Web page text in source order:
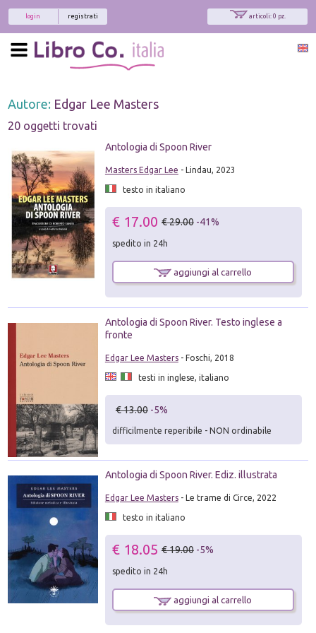
articoli: 0 pz.
registrati
login
Autore: Edgar Lee Masters
20 oggetti trovati
Antologia di Spoon River
Masters Edgar Lee - Lindau, 2023
testo in italiano
€ 17.00 € 29.00 -41%
spedito in 24h
aggiungi al carrello
Antologia di Spoon River. Testo inglese a
fronte
Edgar Lee Masters- Foschi, 2018
testi in inglese, italiano
€ 13.00 -5%
difficilmente reperibile - NON ordinabile
Antologia di Spoon River. Ediz. illustrata
Edgar Lee Masters- Le trame di Circe, 2022
testo in italiano
€ 18.05 € 19.00 -5%
spedito in 24h
aggiungi al carrello